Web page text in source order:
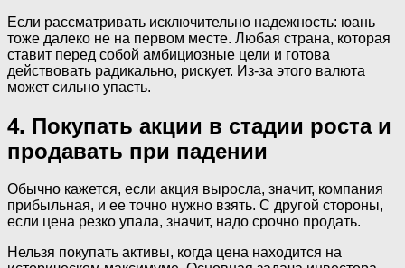
Если рассматривать исключительно надежность: юань
тоже далеко не на первом месте. Любая страна, которая
ставит перед собой амбициозные цели и готова
действовать радикально, рискует. Из-за этого валюта
может сильно упасть.
4. Покупать акции в стадии роста и
продавать при падении
Обычно кажется, если акция выросла, значит, компания
прибыльная, и ее точно нужно взять. С другой стороны,
если цена резко упала, значит, надо срочно продать.
Нельзя покупать активы, когда цена находится на